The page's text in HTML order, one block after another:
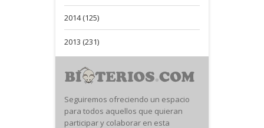
2014 (125)
2013 (231)
Seguiremos ofreciendo un espacio
para todos aquellos que quieran
participar y colaborar en esta